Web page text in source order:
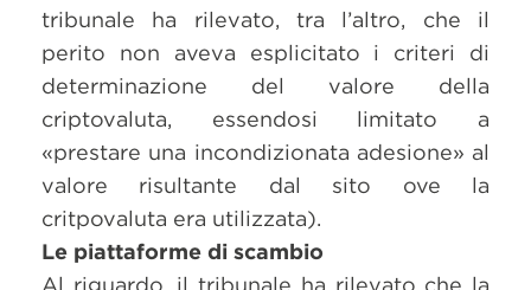
tribunale ha rilevato, tra l’altro, che il
perito non aveva esplicitato i criteri di
determinazione del valore della
criptovaluta, essendosi limitato a
«prestare una incondizionata adesione» al
valore risultante dal sito ove la
critpovaluta era utilizzata).
Le piattaforme di scambio
Al riguardo, il tribunale ha rilevato che la